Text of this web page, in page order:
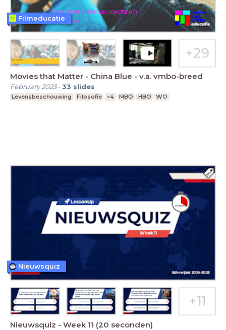
Movies that Matter - China Blue - v.a. vmbo-breed
February 2023-33 slides
Levensbeschouwing Filosofie +4 MBO HBO WO
Filmeducatie
Nieuwsquiz - Week 11 (20 seconden)
Nieuwsquiz